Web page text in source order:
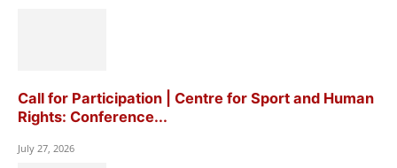
Call for Participation | Centre for Sport and Human
Rights: Conference...
July 27, 2026